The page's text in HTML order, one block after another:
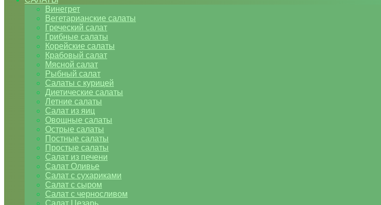
Винегрет
Вегетарианские салаты
Греческий салат
Грибные салаты
Корейские салаты
Крабовый салат
Мясной салат
Рыбный салат
Салаты с курицей
Диетические салаты
Летние салаты
Салат из яиц
Овощные салаты
Острые салаты
Постные салаты
Простые салаты
Салат из печени
Салат Оливье
Салат с сухариками
Салат с сыром
Салат с черносливом
Салат Цезарь